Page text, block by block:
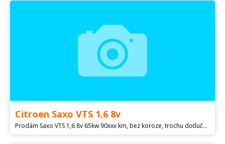
Citroen Saxo VTS 1,6 8v
Prodám Saxo VTS 1,6 8v 65kw 90xxx km, bez koroze, trochu dotlučené ze závodů. EKO zaplacené, bez STK, značky v depozitu. Neprosezené sedačky se vzorem co byly ve švýcarské edici "racing", pěkný modrý koberec. Rozumné dohodě se nebráním. Hlavně mě prosím neotravujte se směšnými nabídkami typu dám 10 a jedu hned, nebudu na to odpovídat.